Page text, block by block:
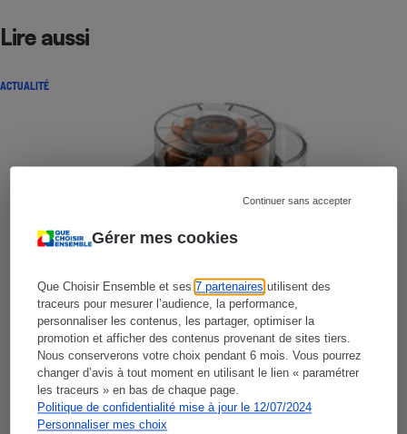
Gérer mes cookies
Que Choisir Ensemble et ses7 partenaires utilisent des
traceurs pour mesurer l’audience, la performance,
personnaliser les contenus, les partager, optimiser la
promotion et afficher des contenus provenant de sites tiers.
Nous conserverons votre choix pendant 6 mois. Vous pourrez
changer d’avis à tout moment en utilisant le lien « paramétrer
les traceurs » en bas de chaque page.
Politique de confidentialité mise à jour le 12/07/2024
Personnaliser mes choix
Continuer sans accepter
Lire aussi
ACTUALITÉ